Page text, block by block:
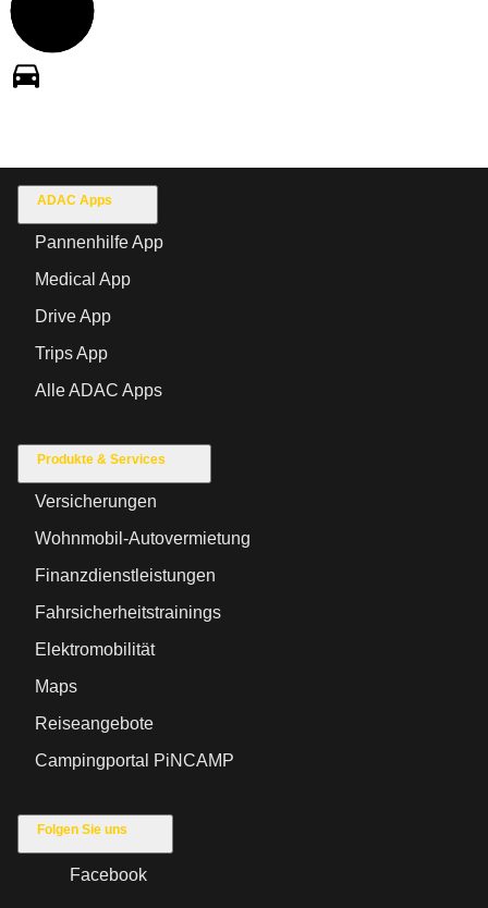
ADAC Apps
Pannenhilfe App
Medical App
Drive App
Trips App
Alle ADAC Apps
Produkte & Services
Versicherungen
Wohnmobil-Autovermietung
Finanzdienstleistungen
Fahrsicherheitstrainings
Elektromobilität
Maps
Reiseangebote
Campingportal PiNCAMP
Folgen Sie uns
Facebook